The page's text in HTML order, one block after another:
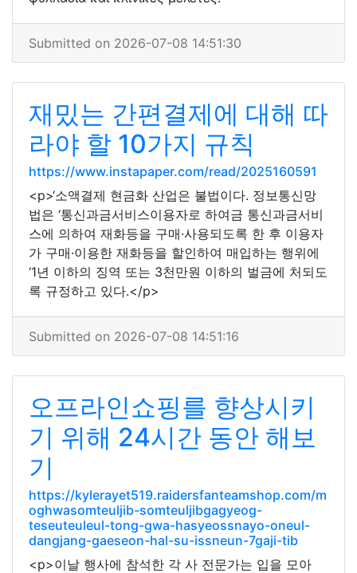
Submitted on 2026-07-08 14:51:30
재밌는 간편결제에 대해 따
라야 할 10가지 규칙
https://www.instapaper.com/read/2025160591
<p>‘소액결제 현금화 산업은 불법이다. 정보통신망
법은 ‘통신과금서비스이용자로 하여금 통신과금서비
스에 의하여 재화등을 구매·사용되도록 한 후 이용자
가 구매·이용한 재화등을 할인하여 매입하는 행위에
‘1년 이하의 징역 또는 3천만원 이하의 벌금에 처되도
록 규정하고 있다.</p>
Submitted on 2026-07-08 14:51:16
오프라인쇼핑를 향상시키
기 위해 24시간 동안 해보
기
https://kylerayet519.raidersfanteamshop.com/m
oghwasomteuljib-somteuljibgagyeog-
teseuteuleul-tong-gwa-hasyeossnayo-oneul-
dangjang-gaeseon-hal-su-issneun-7gaji-tib
<p>이날 행사에 참석한 각 사 전문가는 입을 모아